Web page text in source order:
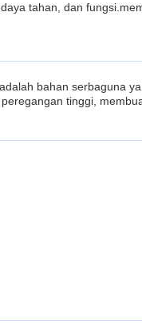
tahan, dan
bahan serbaguna
tinggi,